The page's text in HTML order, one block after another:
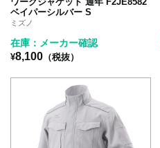
ベイパーシルバー S
ミズノ
在庫：メーカー確認
¥8,100 （税抜）